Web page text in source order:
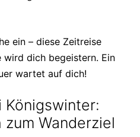
ein – diese Zeitreise
dich begeistern. Ein
wartet auf dich!
Wanderziel